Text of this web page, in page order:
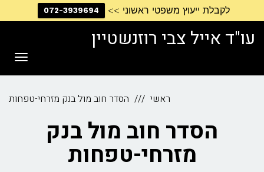
לקבלת ייעוץ משפטי ראשוני >> 072-3939694
עו"ד אייל צבי רוזנשטיין
ראשי הסדר חוב מול בנק מזרחי-טפחות
הסדר חוב מול בנק
מזרחי-טפחות